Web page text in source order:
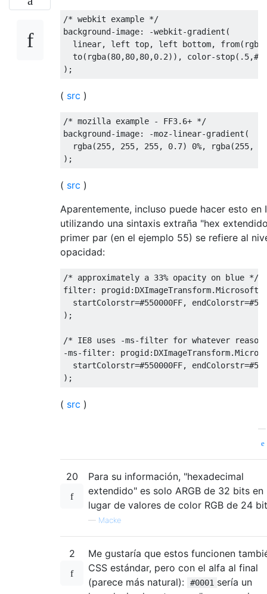
/* webkit example */
background-image: -webkit-gradient (
  linear
, left top, left bottom, from( rgba
  to
( rgba(80,80,80,0.2)), color-stop(. 5,#
);
( src )
/* mozilla example - FF3.6+ */
background-image: -moz-linear-gradient (
  rgba
(255, 255, 255, 0.7) 0%, rgba(255,
);
( src )
Aparentemente, incluso puede hacer esto en
utilizando una sintaxis extraña "hex
primer par (en el ejemplo 55) se refiere al
opacidad:
/* approximately a 33% opacity on blue */
filter: progid: DXImageTransform.Microsoft
  startColorstr
=#550000FF, endColorstr=#
);
/* IE8 uses -ms-filter for whatever
-ms-filter: progid: DXImageTransform.
  startColorstr
=#550000FF, endColorstr=#
);
( src )
20
Para su información, "hexadecimal
extendido" es solo ARGB de 32 bits en
lugar de valores de color RGB de 24
— Macke
2
Me gustaría que estos funcionen
CSS estándar, pero con el alfa al final
(parece más natural):
#0001 sería un